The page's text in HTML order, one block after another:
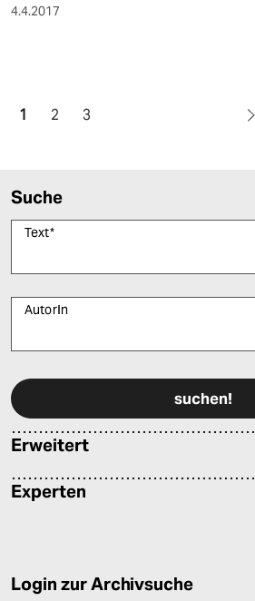
4.4.2017
1 2 3
Suche
Text*
AutorIn
Erweitert
Experten
Login zur Archivsuche